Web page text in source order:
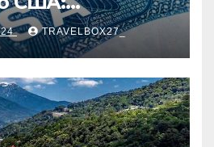
TRAVELBOX27_